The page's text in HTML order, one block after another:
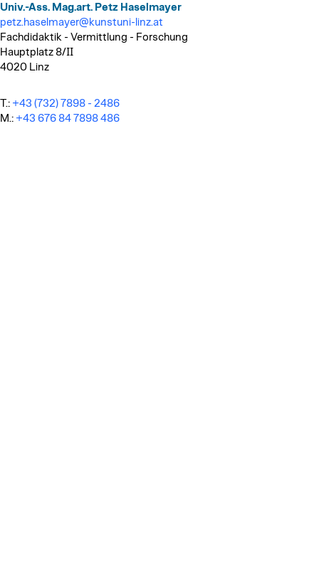
Univ.-Ass. Mag.art. Petz Haselmayer
petz.haselmayer@kunstuni-linz.at
Fachdidaktik - Vermittlung - Forschung
Hauptplatz 8/II
4020 Linz
T.: +43 (732) 7898 - 2486
M.: +43 676 84 7898 486